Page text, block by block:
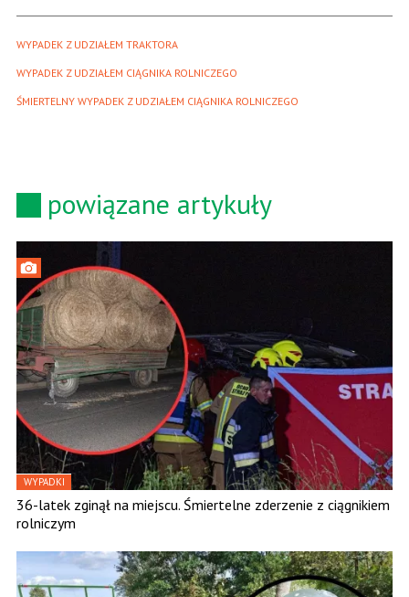
WYPADEK Z UDZIAŁEM TRAKTORA
WYPADEK Z UDZIAŁEM CIĄGNIKA ROLNICZEGO
ŚMIERTELNY WYPADEK Z UDZIAŁEM CIĄGNIKA ROLNICZEGO
powiązane artykuły
WYPADKI
36-latek zginął na miejscu. Śmiertelne zderzenie z ciągnikiem
rolniczym